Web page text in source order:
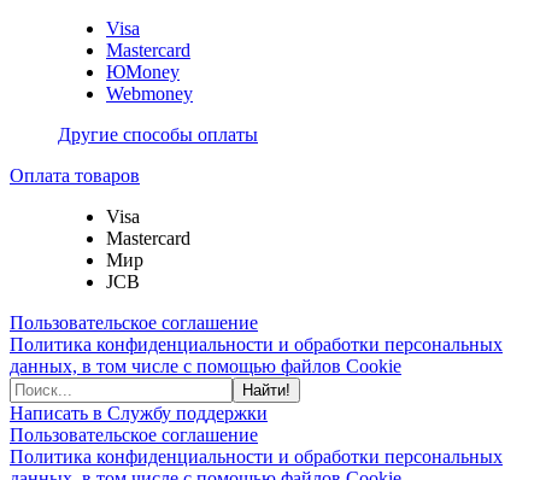
Visa
Mastercard
ЮMoney
Webmoney
Другие способы оплаты
Оплата товаров
Visa
Mastercard
Мир
JCB
Пользовательское соглашение
Политика конфиденциальности и обработки персональных
данных, в том числе с помощью файлов Cookie
Найти!
Написать в Службу поддержки
Пользовательское соглашение
Политика конфиденциальности и обработки персональных